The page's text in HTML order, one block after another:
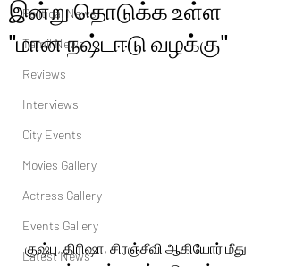
Political News
Tamil News
Reviews
Interviews
City Events
Movies Gallery
Actress Gallery
Events Gallery
Latest News
இன்று தொடுக்க உள்ள
"மான நஷ்டஈடு வழக்கு"
குஷ்பு, திரிஷா, சிரஞ்சீவி ஆகியோர் மீது